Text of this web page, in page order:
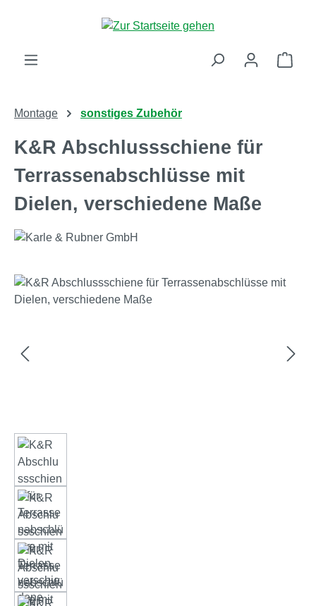
Zum Hauptinhalt springen
Montage sonstiges Zubehör
K&R Abschlussschiene für
Terrassenabschlüsse mit
Dielen, verschiedene Maße
Bildergalerie überspringen